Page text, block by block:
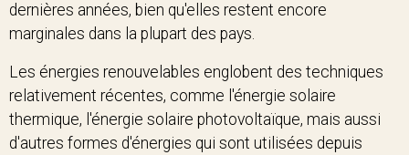
dernières années, bien qu'elles restent encore
marginales dans la plupart des pays.
Les énergies renouvelables englobent des techniques
relativement récentes, comme l'énergie solaire
thermique, l'énergie solaire photovoltaïque, mais aussi
d'autres formes d'énergies qui sont utilisées depuis